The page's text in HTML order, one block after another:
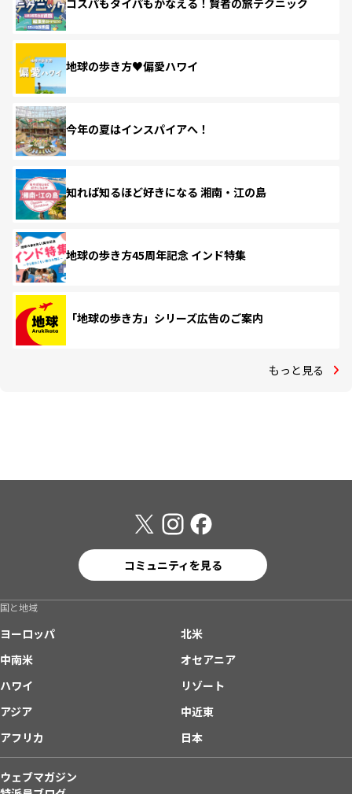
コスパもタイパもかなえる！賢者の旅テクニック
地球の歩き方♥偏愛ハワイ
今年の夏はインスパイアへ！
知れば知るほど好きになる 湘南・江の島
地球の歩き方45周年記念 インド特集
「地球の歩き方」シリーズ広告のご案内
もっと見る
コミュニティを見る
国と地域
ヨーロッパ
北米
中南米
オセアニア
ハワイ
リゾート
アジア
中近東
アフリカ
日本
ウェブマガジン